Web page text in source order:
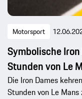
Motorsport
Symbolische
Stunden von Le
Die Iron Dames
Stunden von Le Mans